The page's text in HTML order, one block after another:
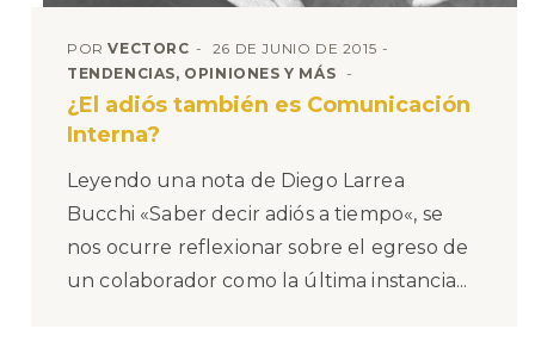
PORVECTORC
26 DE JUNIO DE 2015
TENDENCIAS, OPINIONES Y MÁS
¿El adiós también es Comunicación
Interna?
Leyendo una nota de Diego Larrea
Bucchi «Saber decir adiós a tiempo«, se
nos ocurre reflexionar sobre el egreso de
un colaborador como la última instancia...